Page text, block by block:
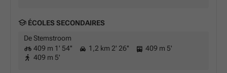
ÉCOLES SECONDAIRES
De Stemstroom
409 m 1' 54''
1,2 km 2' 26''
409 m 5'
409 m 5'